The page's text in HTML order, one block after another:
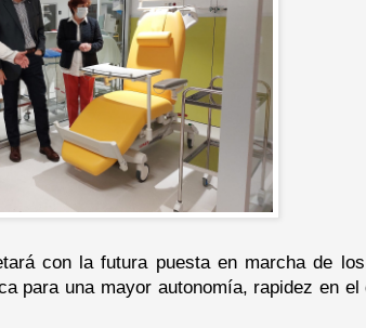
con la futura puesta en marcha de
para una mayor autonomía, rapidez en el